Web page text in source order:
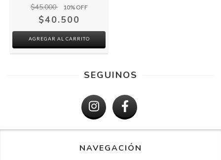
$45.000 10% OFF
$40.500
AGREGAR AL CARRITO
SEGUINOS
NAVEGACIÓN